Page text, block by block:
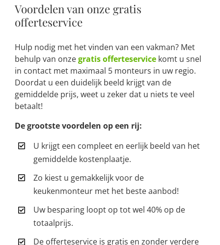
Voordelen van onze gratis
offerteservice
Hulp nodig met het vinden van een vakman? Met
behulp van onzegratis offerteservice komt u snel
in contact met maximaal 5 monteurs in uw regio.
Doordat u een duidelijk beeld krijgt van de
gemiddelde prijs, weet u zeker dat u niets te veel
betaalt!
De grootste voordelen op een rij:
U krijgt een compleet en eerlijk beeld van het
gemiddelde kostenplaatje.
Zo kiest u gemakkelijk voor de
keukenmonteur met het beste aanbod!
Uw besparing loopt op tot wel 40% op de
totaalprijs.
De offerteservice is gratis en zonder verdere